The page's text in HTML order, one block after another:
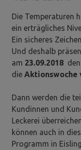
Die Temperaturen
ein erträgliches
Ein sicheres
Und deshalb
am 23.09.2018 den
die Aktionswoche
Dann werden die
Kundinnen und
Leckerei
können auch in
Programm in